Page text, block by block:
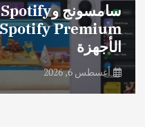
الأجهزة
أغسطس 6, 2026